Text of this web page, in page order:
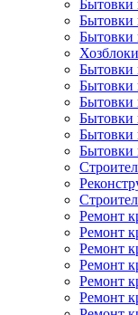
Бытовки
Бытовки
Бытовки
Бытовки
Бытовки
Бытовки
Бытовки
Бытовки
Бытовки
Ремонт
Ремонт
Ремонт
Ремонт
Ремонт
Ремонт